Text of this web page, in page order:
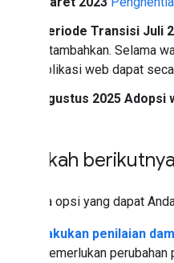
Periode Transisi Juli
ditambahkan. Selama
aplikasi web dapat
Agustus 2025 Adopsi
Langkah berikutnya
Ada tiga opsi yang dapat
Lakukan penilaian
memerlukan